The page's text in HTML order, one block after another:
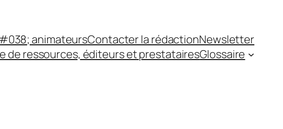
animateursContacter la rédactionNewsletter
de ressources, éditeurs et prestatairesGlossaire